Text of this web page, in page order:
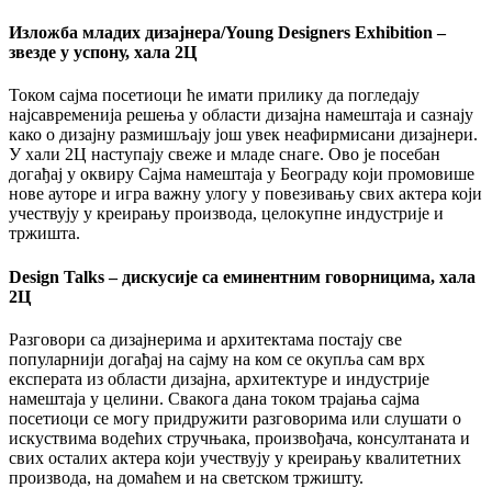
Изложба младих дизајнера/Young Designers Exhibition –
звезде у успону, хала 2Ц
Током сајма посетиоци ће имати прилику да погледају
најсавременија решења у области дизајна намештаја и сазнају
како о дизајну размишљају још увек неафирмисани дизајнери.
У хали 2Ц наступају свеже и младе снаге. Ово је посебан
догађај у оквиру Сајма намештаја у Београду који промовише
нове ауторе и игра важну улогу у повезивању свих актера који
учествују у креирању производа, целокупне индустрије и
тржишта.
Design Talks – дискусије са еминентним говорницима, хала
2Ц
Разговори са дизајнерима и архитектама постају све
популарнији догађај на сајму на ком се окупља сам врх
експерата из области дизајна, архитектуре и индустрије
намештаја у целини. Свакога дана током трајања сајма
посетиоци се могу придружити разговорима или слушати о
искуствима водећих стручњака, произвођача, консултаната и
свих осталих актера који учествују у креирању квалитетних
производа, на домаћем и на светском тржишту.